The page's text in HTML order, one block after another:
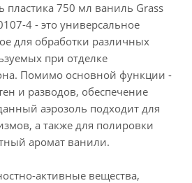
пластика 750 мл ваниль Grass
4 - это универсальное
для обработки различных
при отделке
Помимо основной функции -
и разводов, обеспечение
аэрозоль подходит для
а также для полировки
аромат ванили.
активные вещества,